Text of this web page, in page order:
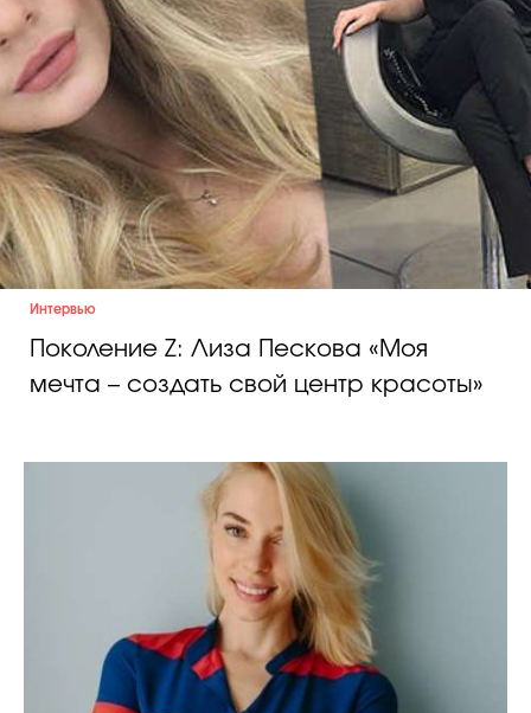
Худеем правильно
Бьютихакер / Мама-хакер
Выбор визажистов
Выбор косметолога
Хит недели от визажиста
Интервью со звездой
Beauty- битвы
Интервью
Поколение Z: Лиза Пескова «Моя
мечта – создать свой центр красоты»